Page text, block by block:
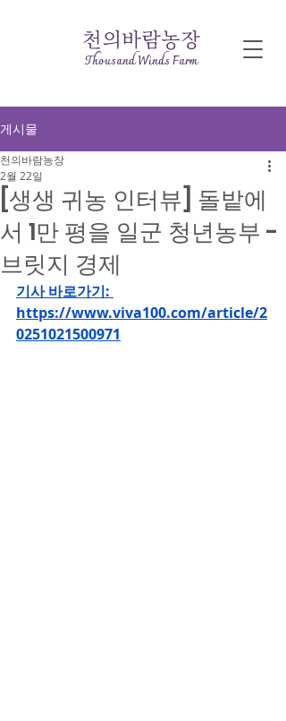
천의바람농장
​Thousand Winds Farm
게시물
[생생 귀농 인터뷰] 돌밭에
서 1만 평을 일군 청년농부 -
브릿지 경제
천의바람농장
2월 22일
기사 바로가기:
https://www.viva100.com/article/2
0251021500971